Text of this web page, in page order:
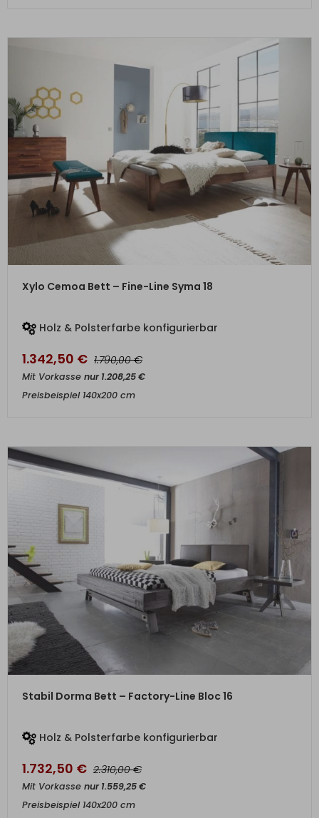
ZUM PRODUKT
Xylo Cemoa Bett – Fine-Line Syma 18
Holz & Polsterfarbe konfigurierbar
1.342,50 € 1.790,00€
Mit Vorkasse nur1.208,25€
Preisbeispiel 140x200 cm
ZUM PRODUKT
Stabil Dorma Bett – Factory-Line Bloc 16
Holz & Polsterfarbe konfigurierbar
1.732,50 € 2.310,00€
Mit Vorkasse nur1.559,25€
Preisbeispiel 140x200 cm